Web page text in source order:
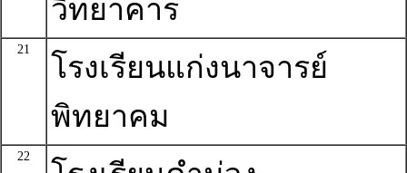
วิทยาคาร
21
โรงเรียนแก่งนาจารย์
พิทยาคม
22